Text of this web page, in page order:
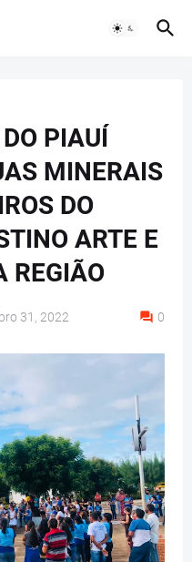
PIAUÍ
MINERAIS
DO
ARTE E
REGIÃO
31, 2022 0